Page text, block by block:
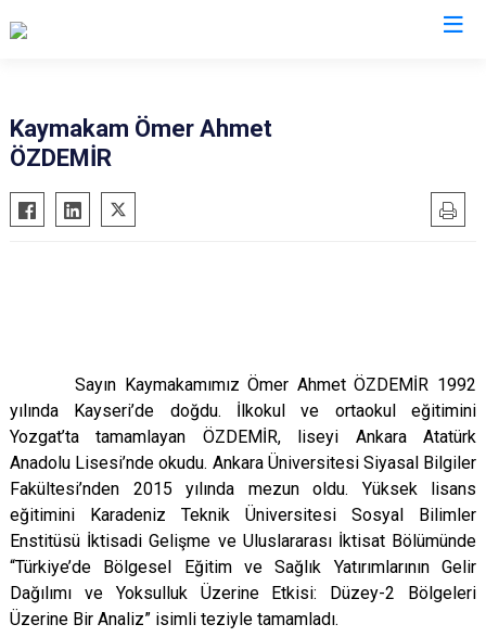
Bahçesaray
Başkale
Kaymakam Ömer Ahmet
ÖZDEMİR
Sayın Kaymakamımız Ömer Ahmet ÖZDEMİR 1992
yılında Kayseri’de doğdu. İlkokul ve ortaokul eğitimini
Yozgat’ta tamamlayan ÖZDEMİR, liseyi Ankara Atatürk
Anadolu Lisesi’nde okudu. Ankara Üniversitesi Siyasal Bilgiler
Fakültesi’nden 2015 yılında mezun oldu. Yüksek lisans
eğitimini Karadeniz Teknik Üniversitesi Sosyal Bilimler
Enstitüsü İktisadi Gelişme ve Uluslararası İktisat Bölümünde
“Türkiye’de Bölgesel Eğitim ve Sağlık Yatırımlarının Gelir
Dağılımı ve Yoksulluk Üzerine Etkisi: Düzey-2 Bölgeleri
Üzerine Bir Analiz” isimli teziyle tamamladı.